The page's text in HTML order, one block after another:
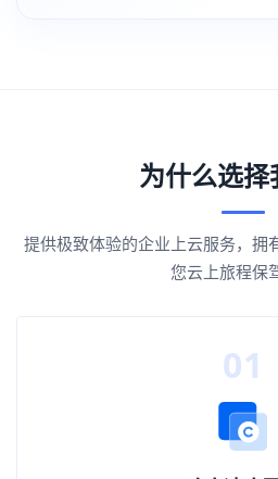
为什么选择
提供极致体验的企业上云服务，拥
您云上旅程保
01